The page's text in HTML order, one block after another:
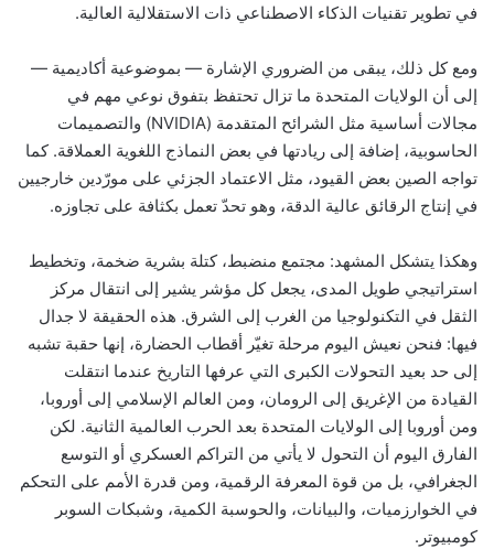
في تطوير تقنيات الذكاء الاصطناعي ذات الاستقلالية العالية.
ومع كل ذلك، يبقى من الضروري الإشارة — بموضوعية أكاديمية —
إلى أن الولايات المتحدة ما تزال تحتفظ بتفوق نوعي مهم في
مجالات أساسية مثل الشرائح المتقدمة (NVIDIA) والتصميمات
الحاسوبية، إضافة إلى ريادتها في بعض النماذج اللغوية العملاقة. كما
تواجه الصين بعض القيود، مثل الاعتماد الجزئي على مورّدين خارجيين
في إنتاج الرقائق عالية الدقة، وهو تحدّ تعمل بكثافة على تجاوزه.
وهكذا يتشكل المشهد: مجتمع منضبط، كتلة بشرية ضخمة، وتخطيط
استراتيجي طويل المدى، يجعل كل مؤشر يشير إلى انتقال مركز
الثقل في التكنولوجيا من الغرب إلى الشرق. هذه الحقيقة لا جدال
فيها: فنحن نعيش اليوم مرحلة تغيّر أقطاب الحضارة، إنها حقبة تشبه
إلى حد بعيد التحولات الكبرى التي عرفها التاريخ عندما انتقلت
القيادة من الإغريق إلى الرومان، ومن العالم الإسلامي إلى أوروبا،
ومن أوروبا إلى الولايات المتحدة بعد الحرب العالمية الثانية. لكن
الفارق اليوم أن التحول لا يأتي من التراكم العسكري أو التوسع
الجغرافي، بل من قوة المعرفة الرقمية، ومن قدرة الأمم على التحكم
في الخوارزميات، والبيانات، والحوسبة الكمية، وشبكات السوبر
كومبيوتر.